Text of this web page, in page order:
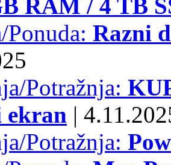
RAM / 4 TB
Ponuda: Razni
Potražnja:
|
Potražnja: